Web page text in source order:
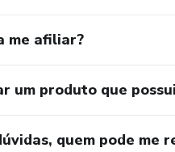
me afiliar?
um produto que
quem pode me